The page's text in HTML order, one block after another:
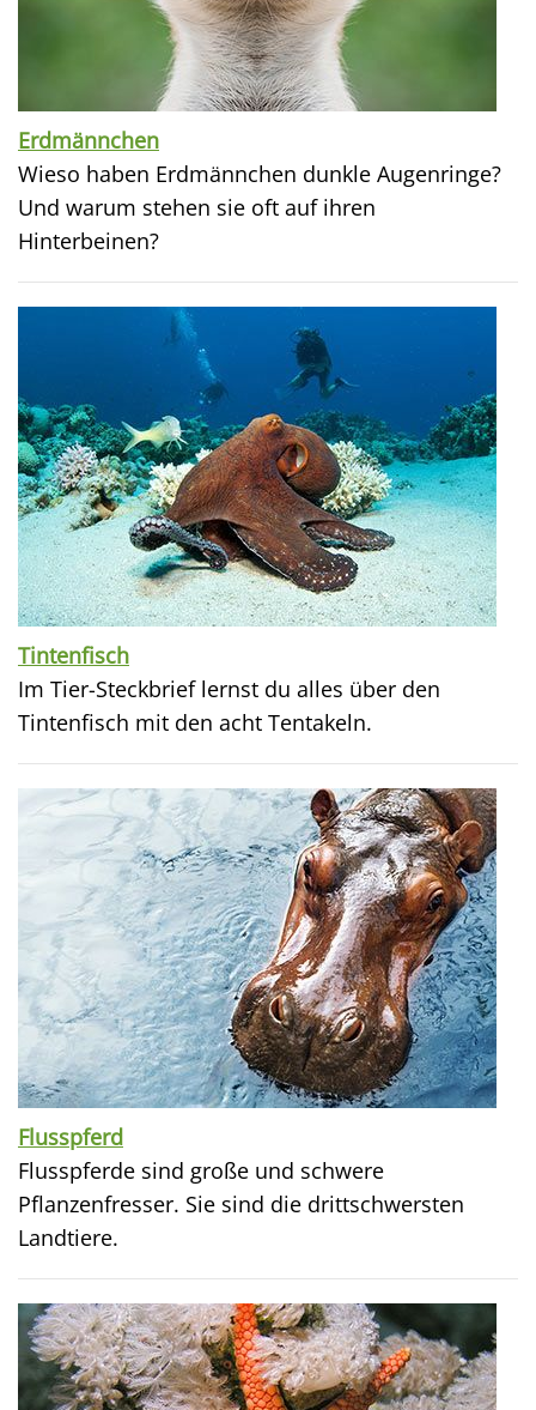
Erdmännchen
Wieso haben Erdmännchen dunkle Augenringe?
Und warum stehen sie oft auf ihren
Hinterbeinen?
Tintenfisch
Im Tier-Steckbrief lernst du alles über den
Tintenfisch mit den acht Tentakeln.
Flusspferd
Flusspferde sind große und schwere
Pflanzenfresser. Sie sind die drittschwersten
Landtiere.